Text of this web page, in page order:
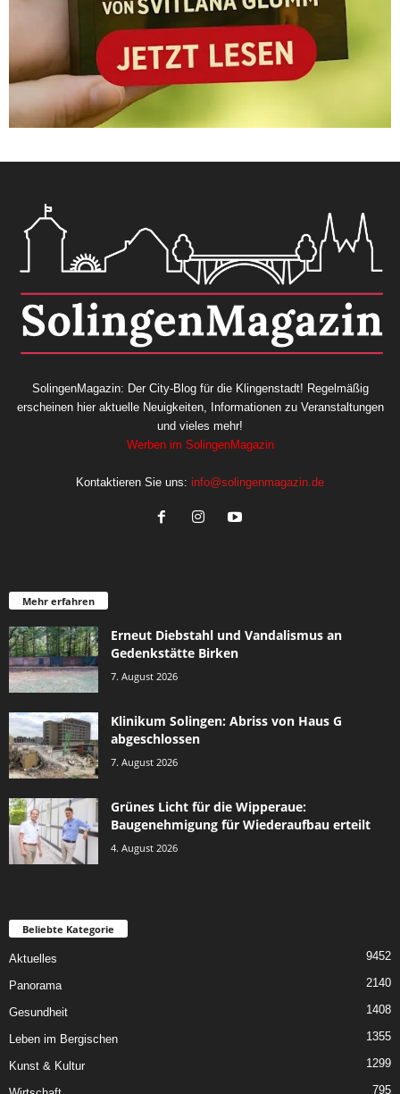
SolingenMagazin: Der City-Blog für die Klingenstadt! Regelmäßig
erscheinen hier aktuelle Neuigkeiten, Informationen zu Veranstaltungen
und vieles mehr!
Werben im SolingenMagazin
Kontaktieren Sie uns: info@solingenmagazin.de
Mehr erfahren
Erneut Diebstahl und Vandalismus an
Gedenkstätte Birken
7. August 2026
Klinikum Solingen: Abriss von Haus G
abgeschlossen
7. August 2026
Grünes Licht für die Wipperaue:
Baugenehmigung für Wiederaufbau erteilt
4. August 2026
Beliebte Kategorie
Aktuelles 9452
Panorama 2140
Gesundheit 1408
Leben im Bergischen 1355
Kunst & Kultur 1299
795